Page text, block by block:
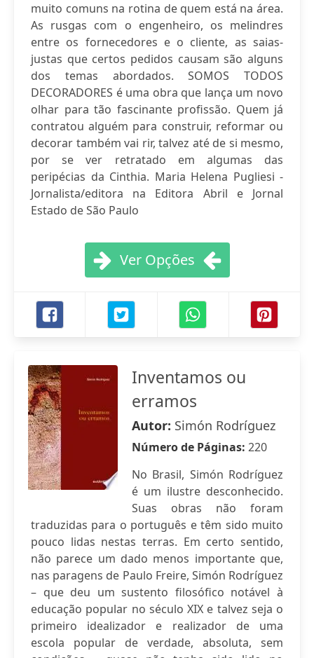
muito comuns na rotina de quem está na área.
As rusgas com o engenheiro, os melindres
entre os fornecedores e o cliente, as saias-
justas que certos pedidos causam são alguns
dos temas abordados. SOMOS TODOS
DECORADORES é uma obra que lança um novo
olhar para tão fascinante profissão. Quem já
contratou alguém para construir, reformar ou
decorar também vai rir, talvez até de si mesmo,
por se ver retratado em algumas das
peripécias da Cinthia. Maria Helena Pugliesi -
Jornalista/editora na Editora Abril e Jornal
Estado de São Paulo
Ver Opções
Inventamos ou
erramos
Autor: Simón Rodríguez
Número de Páginas: 220
No Brasil, Simón Rodríguez
é um ilustre desconhecido.
Suas obras não foram
traduzidas para o português e têm sido muito
pouco lidas nestas terras. Em certo sentido,
não parece um dado menos importante que,
nas paragens de Paulo Freire, Simón Rodríguez
– que deu um sustento filosófico notável à
educação popular no século XIX e talvez seja o
primeiro idealizador e realizador de uma
escola popular de verdade, absoluta, sem